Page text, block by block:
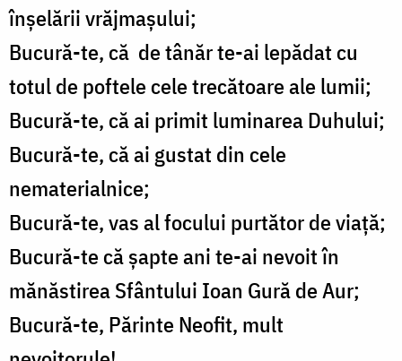
înșelării vrăjmașului;
Bucură-te, că de tânăr te-ai lepădat cu
totul de poftele cele trecătoare ale lumii;
Bucură-te, că ai primit luminarea Duhului;
Bucură-te, că ai gustat din cele
nematerialnice;
Bucură-te, vas al focului purtător de viață;
Bucură-te că șapte ani te-ai nevoit în
mănăstirea Sfântului Ioan Gură de Aur;
Bucură-te, Părinte Neofit, mult